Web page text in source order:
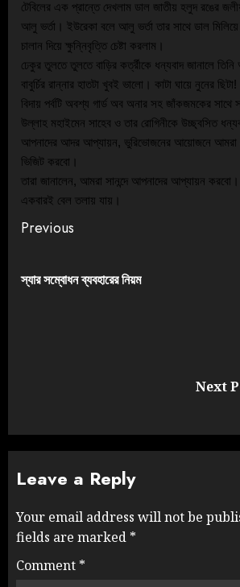
টেবিলের এক প্রান্তে দেখলাম ডাল জাতীয় হলুদ রঙের
আলু ভর্তা। ইউরেকা বলে আলু ভর্তা তার সাথে ডাল
চালান দিয়ে ক্ষুন্নিবৃত্তি চেষ্টা করলাম।
ঢেকুর তুলতে তুলতে বাড়ির কর্ত্রীকে ধন্যবাদ জানালে
বাবুর্চির রান্নার হাতটা খুবই ভালো। কাটা ঘায়ে নুনের ছিটা!
বিদায় পর্বটি অবশ্য গার্ড অব অনার সহ জাঁকজমকের
উল্লাহ মহাইমেন সাহেব ও তার রোগিনীকে উচ্ছ্বসিত
আপনাদের আদর আপ্যায়ন, ভুরিভোজনের আয়োজনে
ভিজিট করবো।
তারা জানালেন, আমরা সানন্দে আপনাদের আপ্যায়ন
একবারই বেল তলায় যায়।
Previous
স্যার সম্বোধন ব্যবহারের নিয়ম
Next
Leave a Reply
Your email address will not be
fields are marked *
Comment *